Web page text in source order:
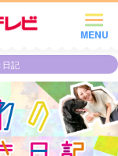
MENU
記